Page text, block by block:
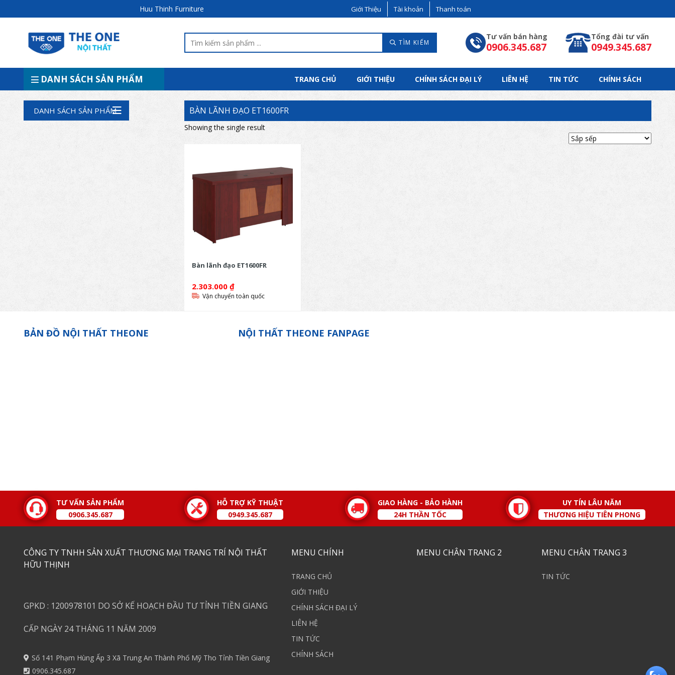
Huu Thinh Furniture Giới Thiệu Tài khoản Thanh toán
TÌM KIẾM
Tư vấn bán hàng
0906.345.687
Tổng đài tư vấn
0949.345.687
DANH SÁCH SẢN PHẨM TRANG CHỦ GIỚI THIỆU CHÍNH SÁCH ĐẠI LÝ LIÊN HỆ TIN TỨC CHÍNH SÁCH
BÀN LÃNH ĐẠO ET1600FR
Showing the single result
Bàn lãnh đạo ET1600FR
2.303.000 ₫
Vận chuyển toàn quốc
DANH SÁCH SẢN PHẨM
BẢN ĐỒ NỘI THẤT THEONE NỘI THẤT THEONE FANPAGE
TƯ VẤN SẢN PHẨM
0906.345.687
HỖ TRỢ KỸ THUẬT
0949.345.687
GIAO HÀNG - BẢO HÀNH
24H THẦN TỐC
UY TÍN LÂU NĂM
THƯƠNG HIỆU TIÊN PHONG
CÔNG TY TNHH SẢN XUẤT THƯƠNG MẠI TRANG TRÍ NỘI THẤT
HỮU THỊNH
GPKD : 1200978101 DO SỞ KẾ HOẠCH ĐẦU TƯ TỈNH TIỀN GIANG
CẤP NGÀY 24 THÁNG 11 NĂM 2009
Số 141 Phạm Hùng Ấp 3 Xã Trung An Thành Phố Mỹ Tho Tỉnh Tiền Giang
0906.345.687
MENU CHÍNH
TRANG CHỦ
GIỚI THIỆU
CHÍNH SÁCH ĐẠI LÝ
LIÊN HỆ
TIN TỨC
CHÍNH SÁCH
MENU CHÂN TRANG 2 MENU CHÂN TRANG 3
TIN TỨC